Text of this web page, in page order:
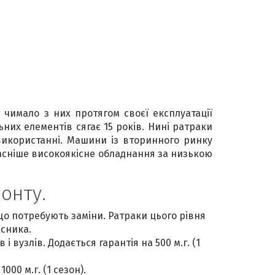
з них протягом своєї експлуатації
елементів сягає 15 років. Нині ратраки
Машини із вторинного ринку
високоякісне обладнання за низькою
потребують заміни. Ратраки цього рівня
Додається гарантія на 500 м.г. (1
м.г. (1 сезон).